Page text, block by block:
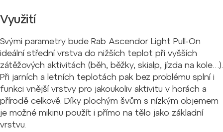
Využití
Svými parametry bude Rab Ascendor Light Pull-On
ideální střední vrstva do nižších teplot při vyšších
zátěžových aktivitách (běh, běžky, skialp, jízda na kole…).
Při jarních a letních teplotách pak bez problému splní i
funkci vnější vrstvy pro jakoukoliv aktivitu v horách a
přírodě celkově. Díky plochým švům s nízkým objemem
je možné mikinu použít i přímo na tělo jako základní
vrstvu.